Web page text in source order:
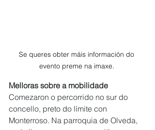
Se queres obter máis información do
evento preme na imaxe.
Melloras sobre a mobilidade
Comezaron o percorrido no sur do
concello, preto do límite con
Monterroso. Na parroquia de Olveda,